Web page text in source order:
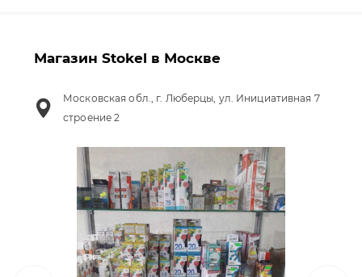
Магазин Stokel в Москве
Московская обл., г. Люберцы, ул. Инициативная 7
строение 2